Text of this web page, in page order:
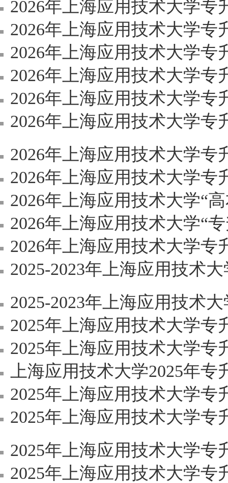
2026年上海应用技术大学专
2026年上海应用技术大学专
2026年上海应用技术大学专
2026年上海应用技术大学专
2026年上海应用技术大学专升本
2026年上海应用技术大学专升
2026年上海应用技术大学专升本《
2026年上海应用技术大学专升本
2026年上海应用技术大学“高
2026年上海应用技术大学“
2026年上海应用技术大学专升本招生可报
2025-2023年上海应用技术
2025-2023年上海应用技术大学
2025年上海应用技术大学专
2025年上海应用技术大学专
上海应用技术大学2025年专升本退役士兵
2025年上海应用技术大学专升本（
2025年上海应用技术大学专升本
2025年上海应用技术大学专升本
2025年上海应用技术大学专